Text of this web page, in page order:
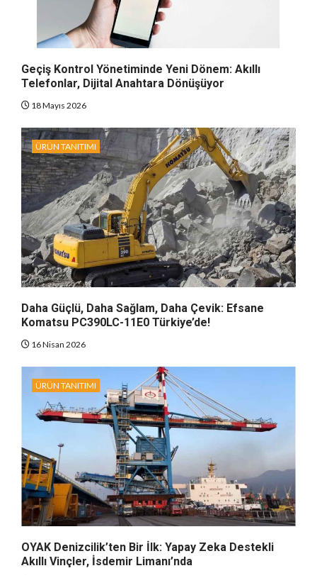
Geçiş Kontrol Yönetiminde Yeni Dönem: Akıllı
Telefonlar, Dijital Anahtara Dönüşüyor
18 Mayıs 2026
ÜRÜN TANITIMI
Daha Güçlü, Daha Sağlam, Daha Çevik: Efsane
Komatsu PC390LC-11E0 Türkiye’de!
16 Nisan 2026
ÜRÜN TANITIMI
OYAK Denizcilik’ten Bir İlk: Yapay Zeka Destekli
Akıllı Vinçler, İsdemir Limanı’nda